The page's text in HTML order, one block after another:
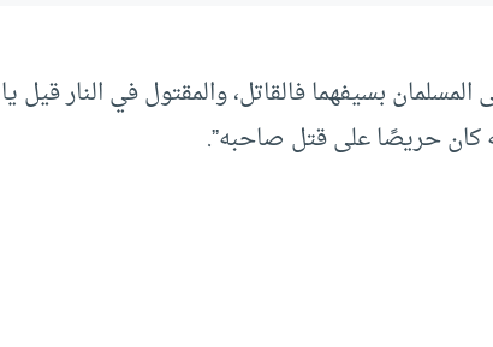
المسلمان بسيفهما فالقاتل، والمقتول في النار قيل يا
كان حريصًا على قتل صاحبه”.